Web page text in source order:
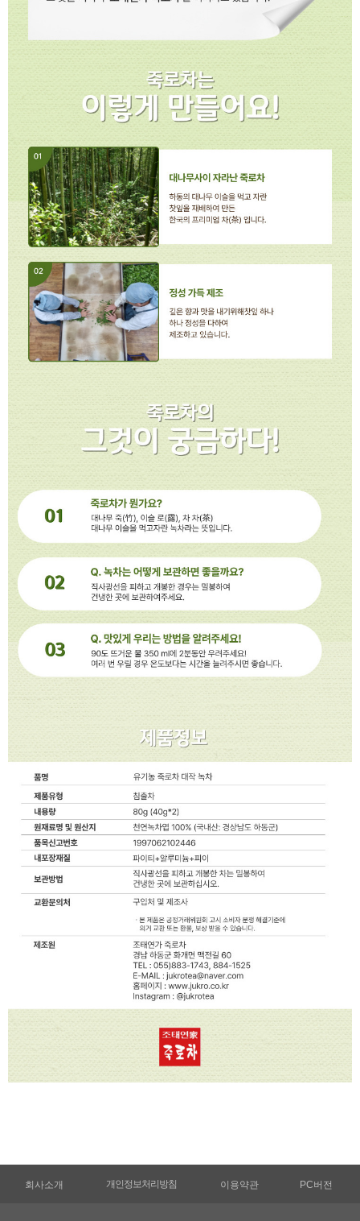
회사소개 개인정보처리방침 이용약관 PC버전